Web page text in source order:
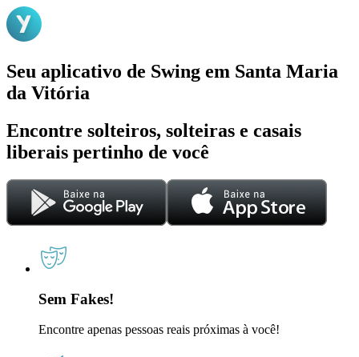
Seu aplicativo de Swing em Santa Maria
da Vitória
Encontre solteiros, solteiras e casais
liberais pertinho de você
Sem Fakes!
Encontre apenas pessoas reais próximas à você!